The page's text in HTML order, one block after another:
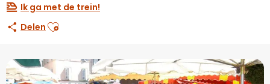
Ik ga met de trein!
Delen Ajouter aux favoris